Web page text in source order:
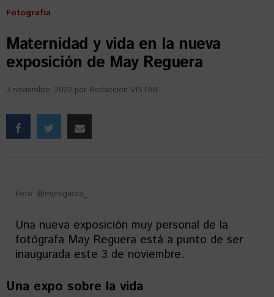
Fotografía
Maternidad y vida en la nueva
exposición de May Reguera
3 noviembre, 2022 por Redacción VISTAR
Foto: @myreguera_
Una nueva exposición muy personal de la
fotógrafa May Reguera está a punto de ser
inaugurada este 3 de noviembre.
Una expo sobre la vida